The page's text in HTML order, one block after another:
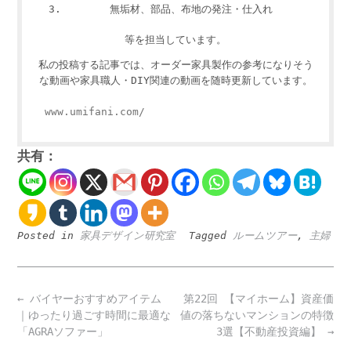
無垢材、部品、布地の発注・仕入れ
等を担当しています。
私の投稿する記事では、オーダー家具製作の参考になりそう
な動画や家具職人・DIY関連の動画を随時更新しています。
www.umifani.com/
共有：
Posted in 家具デザイン研究室 Tagged ルームツアー, 主婦
Post
navigation
第22回 【マイホーム】資産価
値の落ちないマンションの特徴
3選【不動産投資編】 →
← バイヤーおすすめアイテム
｜ゆったり過ごす時間に最適な
「AGRAソファー」